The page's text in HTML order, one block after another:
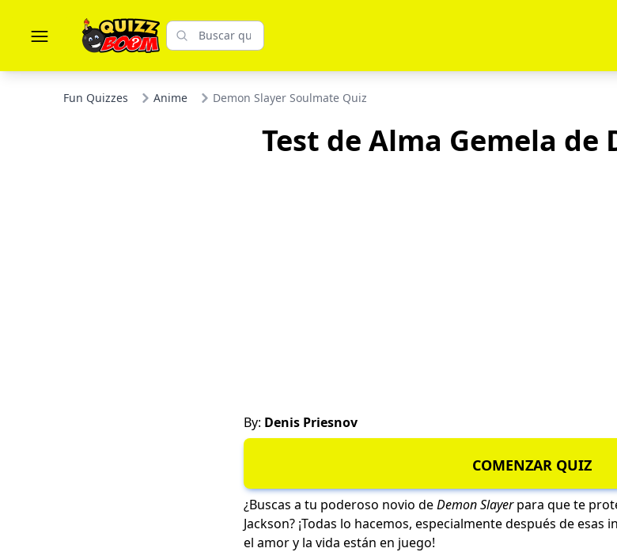
Fun Quizzes Anime Demon Slayer Soulmate Quiz
Test de Alma Gemela de
By: Denis Priesnov
COMENZAR QUIZ
¿Buscas a tu poderoso novio deDemon Slayerpara que te
Jackson? ¡Todas lo hacemos, especialmente después de
el amor y la vida están en juego!